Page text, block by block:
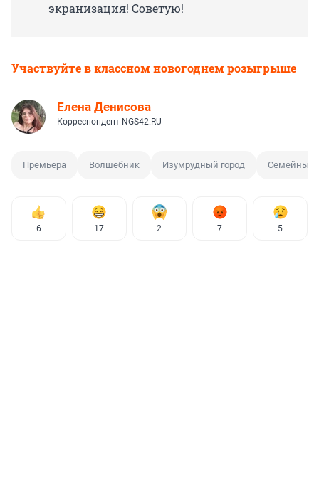
экранизация! Советую!
Участвуйте в классном новогоднем розыгрыше
Елена Денисова
Корреспондент NGS42.RU
Премьера Волшебник Изумрудный город Семейный
6 17 2 7 5